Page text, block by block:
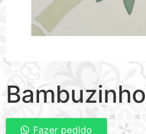
Bambuzinho
Fazer pedido